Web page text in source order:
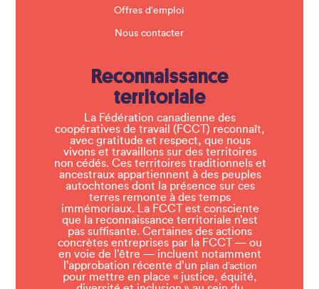
Offres d'emploi
Nous contacter
Reconnaissance
territoriale
La Fédération canadienne des
coopératives de travail (FCCT) reconnaît,
avec gratitude et respect, que nous
vivons et travaillons sur des territoires
non cédés. Ces territoires traditionnels et
ancestraux appartiennent à des peuples
autochtones dont la présence sur ces
terres remonte à des temps
immémoriaux. La FCCT est consciente
que la reconnaissance territoriale n’est
pas suffisante. Certaines des actions
concrètes entreprises par la FCCT — ou
en voie de l’être — incluent notamment
l’approbation récente d’un plan d’action
pour mettre en place « justice, équité,